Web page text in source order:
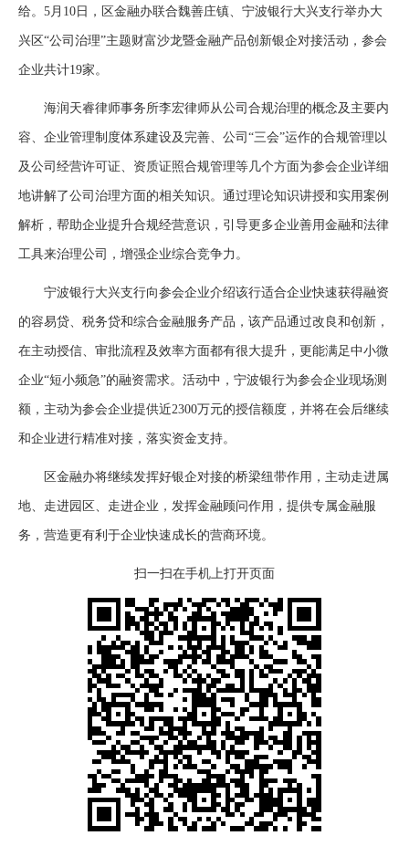
给。5月10日，区金融办联合魏善庄镇、宁波银行大兴支行举办大
兴区“公司治理”主题财富沙龙暨金融产品创新银企对接活动，参会
企业共计19家。
海润天睿律师事务所李宏律师从公司合规治理的概念及主要内
容、企业管理制度体系建设及完善、公司“三会”运作的合规管理以
及公司经营许可证、资质证照合规管理等几个方面为参会企业详细
地讲解了公司治理方面的相关知识。通过理论知识讲授和实用案例
解析，帮助企业提升合规经营意识，引导更多企业善用金融和法律
工具来治理公司，增强企业综合竞争力。
宁波银行大兴支行向参会企业介绍该行适合企业快速获得融资
的容易贷、税务贷和综合金融服务产品，该产品通过改良和创新，
在主动授信、审批流程及效率方面都有很大提升，更能满足中小微
企业“短小频急”的融资需求。活动中，宁波银行为参会企业现场测
额，主动为参会企业提供近2300万元的授信额度，并将在会后继续
和企业进行精准对接，落实资金支持。
区金融办将继续发挥好银企对接的桥梁纽带作用，主动走进属
地、走进园区、走进企业，发挥金融顾问作用，提供专属金融服
务，营造更有利于企业快速成长的营商环境。
扫一扫在手机上打开页面